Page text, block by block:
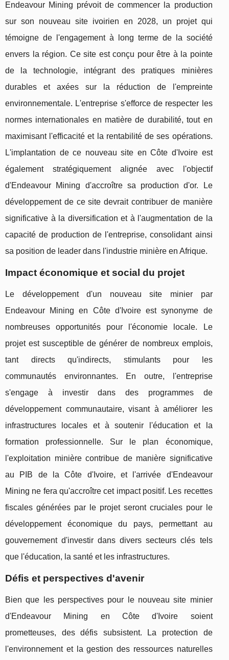
Endeavour Mining prévoit de commencer la production
sur son nouveau site ivoirien en 2028, un projet qui
témoigne de l'engagement à long terme de la société
envers la région. Ce site est conçu pour être à la pointe
de la technologie, intégrant des pratiques minières
durables et axées sur la réduction de l'empreinte
environnementale. L'entreprise s'efforce de respecter les
normes internationales en matière de durabilité, tout en
maximisant l'efficacité et la rentabilité de ses opérations.
L'implantation de ce nouveau site en Côte d'Ivoire est
également stratégiquement alignée avec l'objectif
d'Endeavour Mining d'accroître sa production d'or. Le
développement de ce site devrait contribuer de manière
significative à la diversification et à l'augmentation de la
capacité de production de l'entreprise, consolidant ainsi
sa position de leader dans l'industrie minière en Afrique.
Impact économique et social du projet
Le développement d'un nouveau site minier par
Endeavour Mining en Côte d'Ivoire est synonyme de
nombreuses opportunités pour l'économie locale. Le
projet est susceptible de générer de nombreux emplois,
tant directs qu'indirects, stimulants pour les
communautés environnantes. En outre, l'entreprise
s'engage à investir dans des programmes de
développement communautaire, visant à améliorer les
infrastructures locales et à soutenir l'éducation et la
formation professionnelle. Sur le plan économique,
l'exploitation minière contribue de manière significative
au PIB de la Côte d'Ivoire, et l'arrivée d'Endeavour
Mining ne fera qu'accroître cet impact positif. Les recettes
fiscales générées par le projet seront cruciales pour le
développement économique du pays, permettant au
gouvernement d'investir dans divers secteurs clés tels
que l'éducation, la santé et les infrastructures.
Défis et perspectives d'avenir
Bien que les perspectives pour le nouveau site minier
d'Endeavour Mining en Côte d'Ivoire soient
prometteuses, des défis subsistent. La protection de
l'environnement et la gestion des ressources naturelles